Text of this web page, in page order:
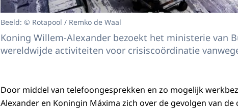
Beeld: © Rotapool / Remko de Waal
Koning Willem-Alexander bezoekt het ministerie van
wereldwijde activiteiten voor crisiscoördinatie
Door middel van telefoongesprekken en zo mogelijk
Alexander en Koningin Máxima zich over de gevolgen van